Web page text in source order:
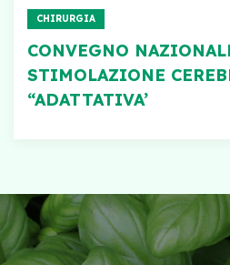
CHIRURGIA
CONVEGNO
STIMOLAZIONE
“ADATTATIVA’